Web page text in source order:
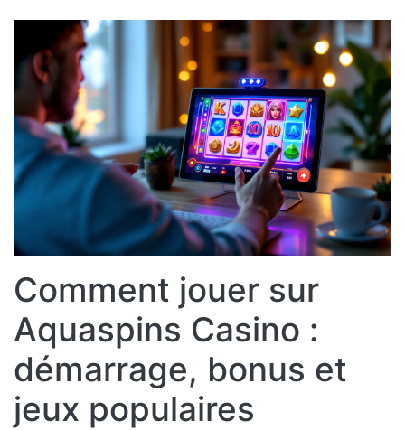
Comment jouer sur
Aquaspins Casino :
démarrage, bonus et
jeux populaires